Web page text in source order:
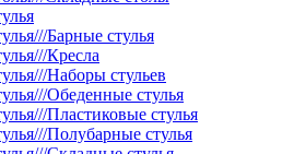
Барные стулья
Кресла
Наборы стульев
Обеденные стулья
Пластиковые стулья
Полубарные стулья